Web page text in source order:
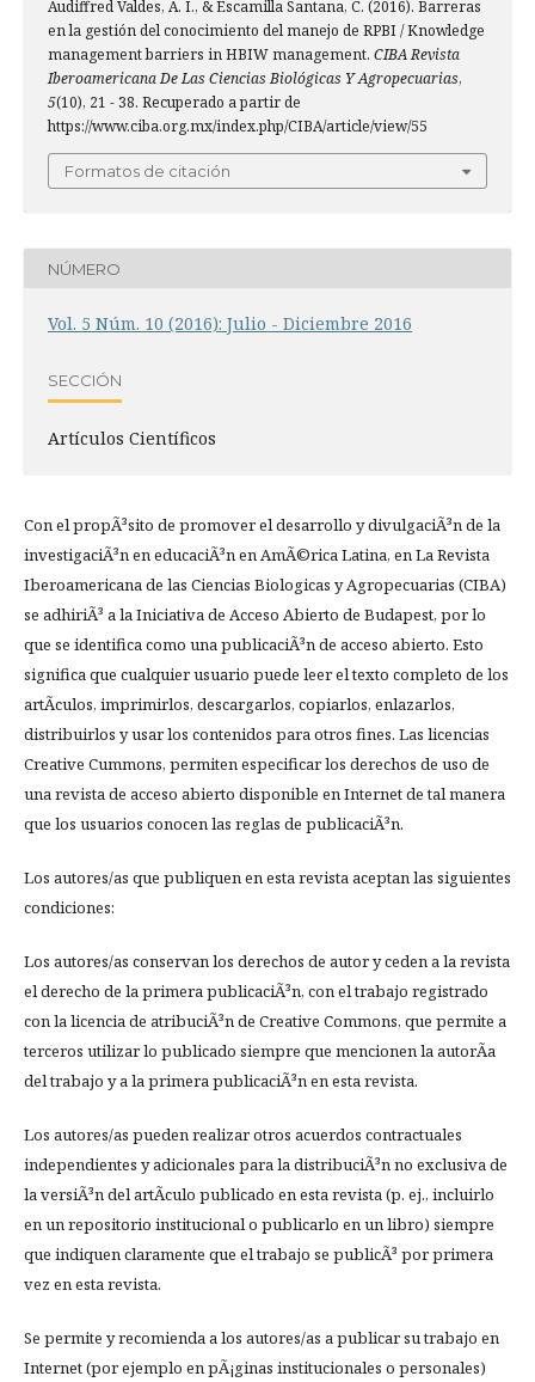
Audiffred Valdes, A. I., & Escamilla Santana, C. (2016). Barreras
en la gestión del conocimiento del manejo de RPBI / Knowledge
management barriers in HBIW management. CIBA Revista
Iberoamericana De Las Ciencias Biológicas Y Agropecuarias,
5(10), 21 - 38. Recuperado a partir de
https://www.ciba.org.mx/index.php/CIBA/article/view/55
Formatos de citación
NÚMERO
Vol. 5 Núm. 10 (2016): Julio - Diciembre 2016
SECCIÓN
Artículos Científicos
Con el propÃ³sito de promover el desarrollo y divulgaciÃ³n de la
investigaciÃ³n en educaciÃ³n en AmÃ©rica Latina, en La Revista
Iberoamericana de las Ciencias Biologicas y Agropecuarias (CIBA)
se adhiriÃ³ a la Iniciativa de Acceso Abierto de Budapest, por lo
que se identifica como una publicaciÃ³n de acceso abierto. Esto
significa que cualquier usuario puede leer el texto completo de los
artÃ­culos, imprimirlos, descargarlos, copiarlos, enlazarlos,
distribuirlos y usar los contenidos para otros fines. Las licencias
Creative Cummons, permiten especificar los derechos de uso de
una revista de acceso abierto disponible en Internet de tal manera
que los usuarios conocen las reglas de publicaciÃ³n.
Los autores/as que publiquen en esta revista aceptan las siguientes
condiciones:
Los autores/as conservan los derechos de autor y ceden a la revista
el derecho de la primera publicaciÃ³n, con el trabajo registrado
con la licencia de atribuciÃ³n de Creative Commons, que permite a
terceros utilizar lo publicado siempre que mencionen la autorÃ­a
del trabajo y a la primera publicaciÃ³n en esta revista.
Los autores/as pueden realizar otros acuerdos contractuales
independientes y adicionales para la distribuciÃ³n no exclusiva de
la versiÃ³n del artÃ­culo publicado en esta revista (p. ej., incluirlo
en un repositorio institucional o publicarlo en un libro) siempre
que indiquen claramente que el trabajo se publicÃ³ por primera
vez en esta revista.
Se permite y recomienda a los autores/as a publicar su trabajo en
Internet (por ejemplo en pÃ¡ginas institucionales o personales)